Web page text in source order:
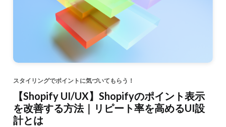
スタイリングでポイントに気づいてもらう！
【Shopify UI/UX】Shopifyのポイント表示
を改善する方法｜リピート率を高めるUI設
計とは